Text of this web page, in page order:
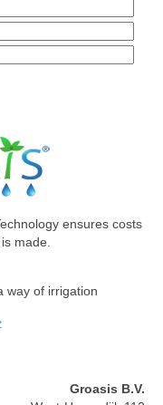
ensures costs
made.
way of irrigation
Groasis B.V.